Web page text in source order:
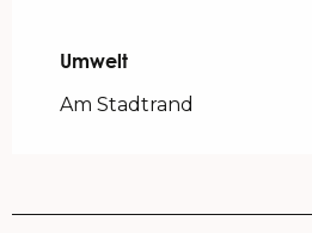
Umwelt
Umwelt
Am Stadtrand